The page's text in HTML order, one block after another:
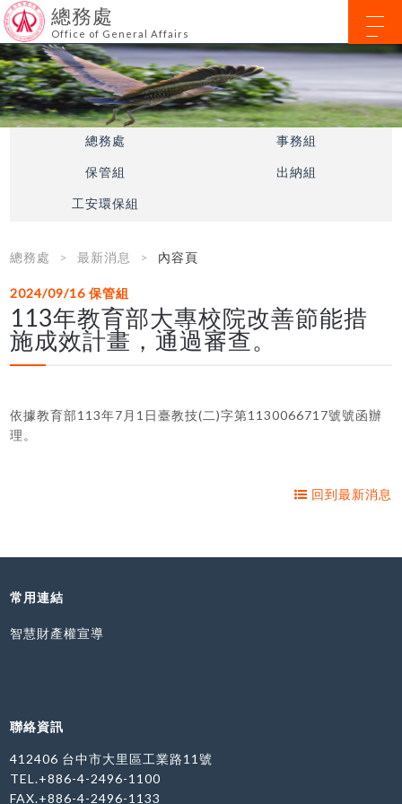
總務處
Office of General Affairs
總務處 事務組
保管組 出納組
工安環保組
總務處 最新消息 內容頁
2024/09/16保管組
113年教育部大專校院改善節能措
施成效計畫，通過審查。
依據教育部113年7月1日臺教技(二)字第1130066717號號函辦
理。
回到最新消息
常用連結
智慧財產權宣導
聯絡資訊
412406 台中市大里區工業路11號
TEL.+886-4-2496-1100
FAX.+886-4-2496-1133